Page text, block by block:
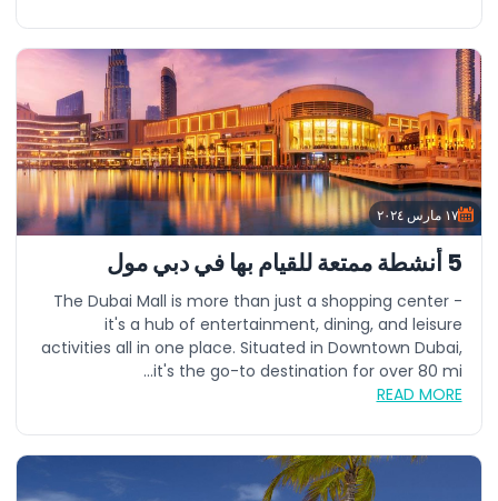
١٧ مارس ٢٠٢٤
5 أنشطة ممتعة للقيام بها في دبي مول
The Dubai Mall is more than just a shopping center -
it's a hub of entertainment, dining, and leisure
activities all in one place. Situated in Downtown Dubai,
it's the go-to destination for over 80 mi...
READ MORE